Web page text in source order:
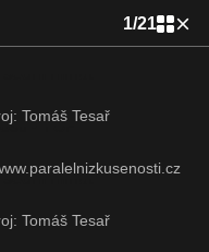
1/21
Tomáš Tesař
Tomáš Tesař